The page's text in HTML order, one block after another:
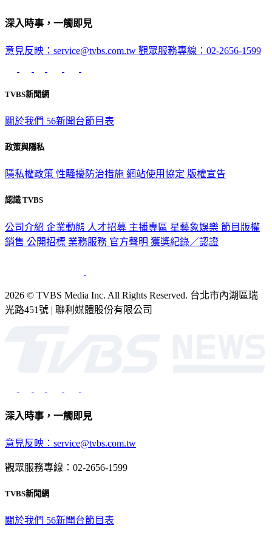
深入時事，一觸即見
意見反映：service@tvbs.com.tw 觀眾服務專線：02-2656-1599
TVBS新聞網
關於我們 56新聞台節目表
政策與隱私
隱私權政策 性騷擾防治措施 網站使用協定 版權宣告
認識 TVBS
公司介紹 企業動態 人才招募 主播專區 星藝象娛樂 節目版權
銷售 公開招標 業務服務 官方聲明 獲獎紀錄／認證
2026 © TVBS Media Inc. All Rights Reserved. 台北市內湖區瑞
光路451號 | 聯利媒體股份有限公司
深入時事，一觸即見
意見反映：service@tvbs.com.tw
觀眾服務專線：02-2656-1599
TVBS新聞網
關於我們 56新聞台節目表